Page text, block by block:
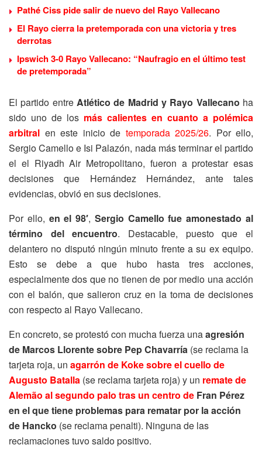
Pathé Ciss pide salir de nuevo del Rayo Vallecano
El Rayo cierra la pretemporada con una victoria y tres
derrotas
Ipswich 3-0 Rayo Vallecano: “Naufragio en el último test
de pretemporada”
El partido entre Atlético de Madrid y Rayo Vallecano ha
sido uno de los más calientes en cuanto a polémica
arbitral en este inicio de temporada 2025/26. Por ello,
Sergio Camello e Isi Palazón, nada más terminar el partido
el el Riyadh Air Metropolitano, fueron a protestar esas
decisiones que Hernández Hernández, ante tales
evidencias, obvió en sus decisiones.
Por ello, en el 98′, Sergio Camello fue amonestado al
término del encuentro. Destacable, puesto que el
delantero no disputó ningún minuto frente a su ex equipo.
Esto se debe a que hubo hasta tres acciones,
especialmente dos que no tienen de por medio una acción
con el balón, que salieron cruz en la toma de decisiones
con respecto al Rayo Vallecano.
En concreto, se protestó con mucha fuerza unaagresión
de Marcos Llorente sobre Pep Chavarría (se reclama la
tarjeta roja, un agarrón de Koke sobre el cuello de
Augusto Batalla (se reclama tarjeta roja) y un remate de
Alemão al segundo palo tras un centro de Fran Pérez
en el que tiene problemas para rematar por la acción
de Hancko (se reclama penalti). Ninguna de las
reclamaciones tuvo saldo positivo.